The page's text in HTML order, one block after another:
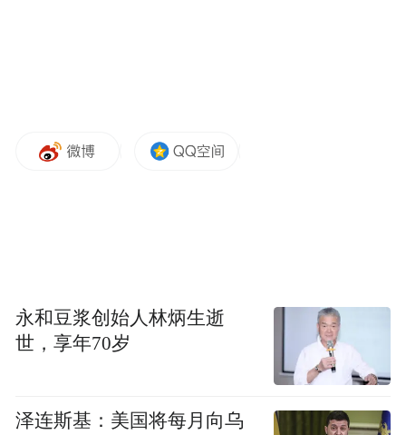
泛适配航空航天、新能源装备、高端体育器
永和豆浆创始人林炳生逝
世，享年70岁
泽连斯基：美国将每月向乌